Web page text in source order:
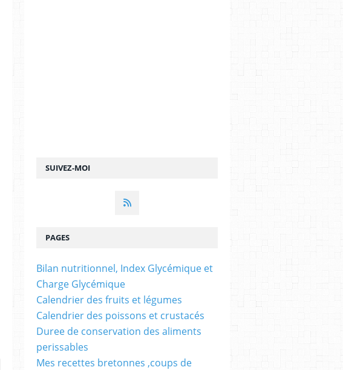
SUIVEZ-MOI
PAGES
Bilan nutritionnel, Index Glycémique et
Charge Glycémique
Calendrier des fruits et légumes
Calendrier des poissons et crustacés
Duree de conservation des aliments
perissables
Mes recettes bretonnes ,coups de